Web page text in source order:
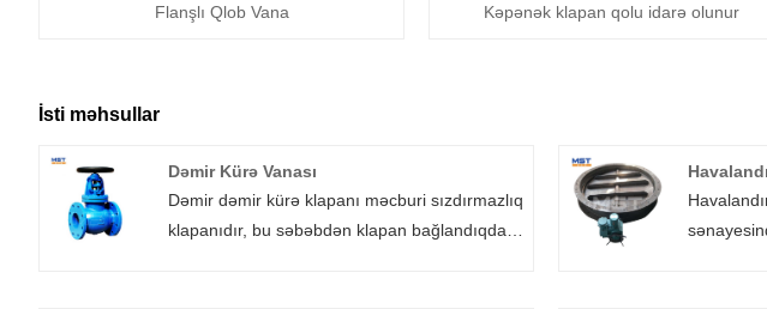
Flanşlı Qlob Vana Kəpənək klapan qolu idarə olunur
İsti məhsullar
Dəmir Kürə Vanası
Dəmir dəmir kürə klapanı məcburi sızdırmazlıq
klapanıdır, bu səbəbdən klapan bağlandıqda,